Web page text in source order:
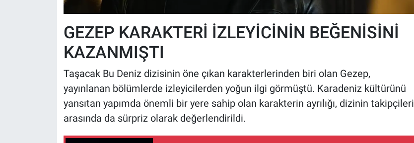
GEZEP KARAKTERİ İZLEYİCİNİN BEĞENİSİNİ
KAZANMIŞTI
Taşacak Bu Deniz dizisinin öne çıkan karakterlerinden biri olan Gezep,
yayınlanan bölümlerde izleyicilerden yoğun ilgi görmüştü. Karadeniz kültürünü
yansıtan yapımda önemli bir yere sahip olan karakterin ayrılığı, dizinin takipçileri
arasında da sürpriz olarak değerlendirildi.